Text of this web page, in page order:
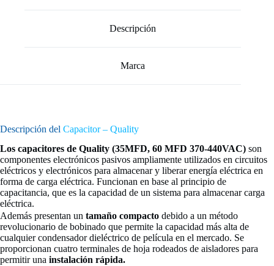
Descripción
Marca
Descripción del Capacitor – Quality
Los capacitores de Quality (35MFD, 60 MFD 370-440VAC) son
componentes electrónicos pasivos ampliamente utilizados en circuitos
eléctricos y electrónicos para almacenar y liberar energía eléctrica en
forma de carga eléctrica. Funcionan en base al principio de
capacitancia, que es la capacidad de un sistema para almacenar carga
eléctrica.
Además presentan un tamaño compacto debido a un método
revolucionario de bobinado que permite la capacidad más alta de
cualquier condensador dieléctrico de película en el mercado. Se
proporcionan cuatro terminales de hoja rodeados de aisladores para
permitir una instalación rápida.